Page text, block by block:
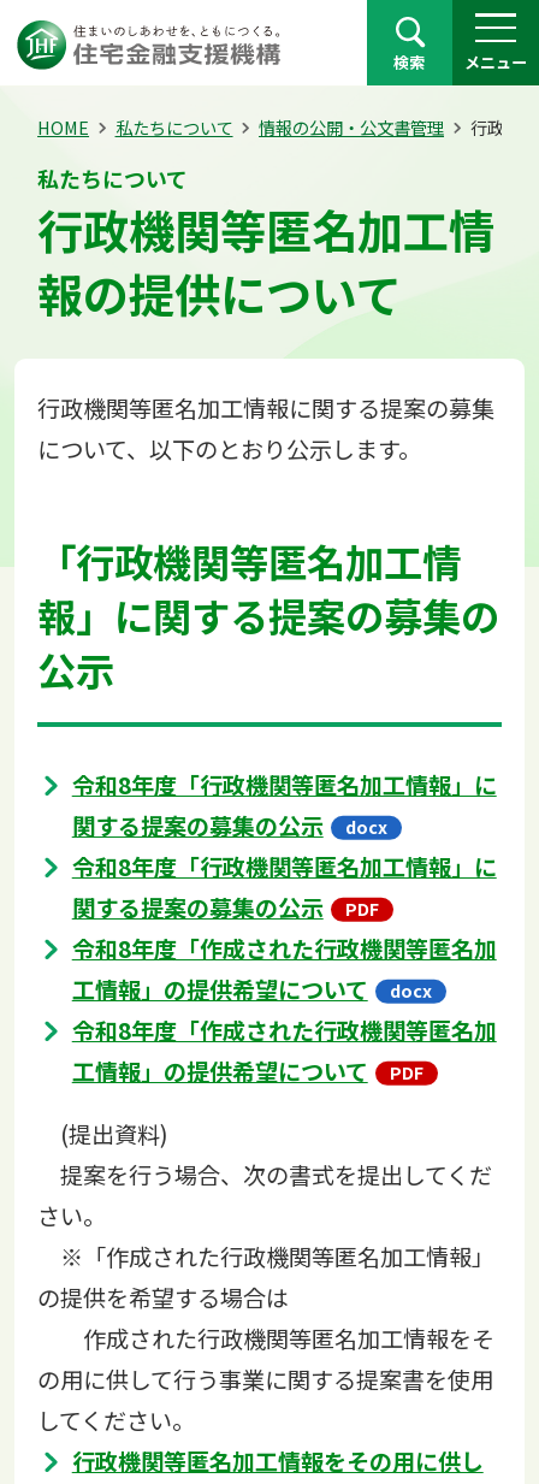
検索 メニュー
HOME 私たちについて 情報の公開・公文書管理 行政機
私たちについて
行政機関等匿名加工情
報の提供について
行政機関等匿名加工情報に関する提案の募集
について、以下のとおり公示します。
「行政機関等匿名加工情
報」に関する提案の募集の
公示
令和8年度「行政機関等匿名加工情報」に
関する提案の募集の公示
令和8年度「行政機関等匿名加工情報」に
関する提案の募集の公示
令和8年度「作成された行政機関等匿名加
工情報」の提供希望について
令和8年度「作成された行政機関等匿名加
工情報」の提供希望について
(提出資料)
提案を行う場合、次の書式を提出してくだ
さい。
※「作成された行政機関等匿名加工情報」
の提供を希望する場合は
作成された行政機関等匿名加工情報をそ
の用に供して行う事業に関する提案書を使用
してください。
行政機関等匿名加工情報をその用に供し